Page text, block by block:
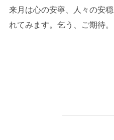
来月は心の安寧、人々の安
れてみます。乞う、ご期待。